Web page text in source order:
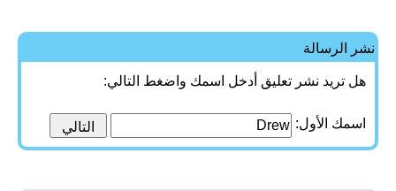
نشر الرسالة
هل تريد نشر تعليق أدخل اسمك واضغط التالي:
اسمك الأول: